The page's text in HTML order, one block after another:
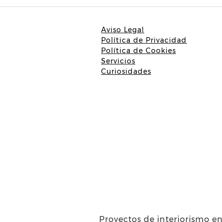
Aviso Legal
Política de Privacidad
Política de Cookies
Servicios
Curiosidades
Proyectos de interiorismo